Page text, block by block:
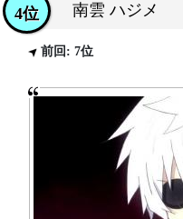
南雲 ハジメ
4位
前回: 7位